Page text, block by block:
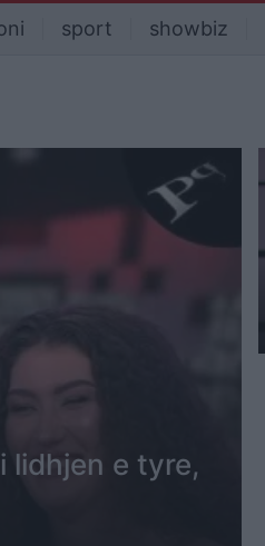
sport showbiz
lidhjen e tyre,